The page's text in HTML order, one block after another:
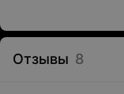
Отзывы 8